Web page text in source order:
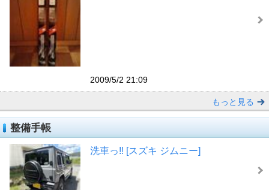
2009/5/2 21:09
もっと見る
整備手帳
洗車っ‼︎ [スズキ ジムニー]